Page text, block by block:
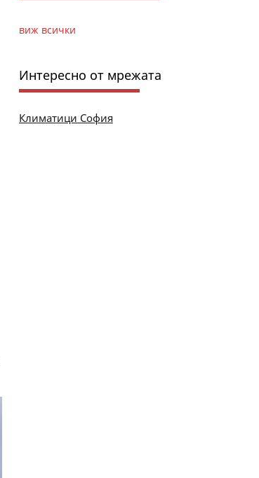
виж всички
Интересно от мрежата
Климатици София